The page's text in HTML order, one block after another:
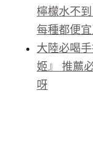
檸檬水不
每種都便
大陸必喝
姬』 推薦
呀